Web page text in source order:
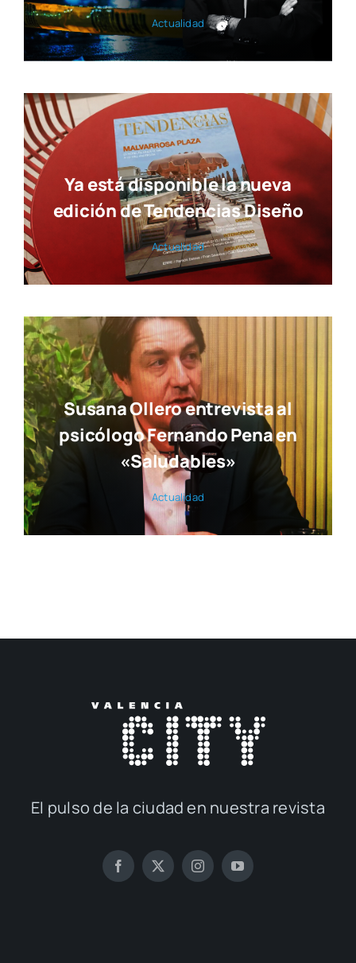
Actua­li­dad
Ya está disponible la nueva
edición de Tendencias Diseño
Actua­li­dad
Susana Ollero entrevista al
psicólogo Fernando Pena en
«Saludables»
Actua­li­dad
El pul­so de la ciu­dad en nues­tra revis­ta